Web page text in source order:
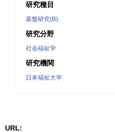
研究種目
基盤研究(B)
研究分野
社会福祉学
研究機関
日本福祉大学
URL: